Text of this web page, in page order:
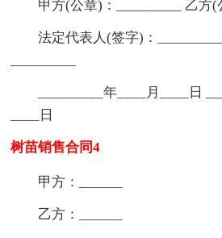
甲方(公章)：_________ 乙方(
法定代表人(签字)：
_________年____月____日
____日
树苗销售合同4
甲方：______
乙方：______